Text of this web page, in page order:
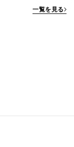
一覧を見る